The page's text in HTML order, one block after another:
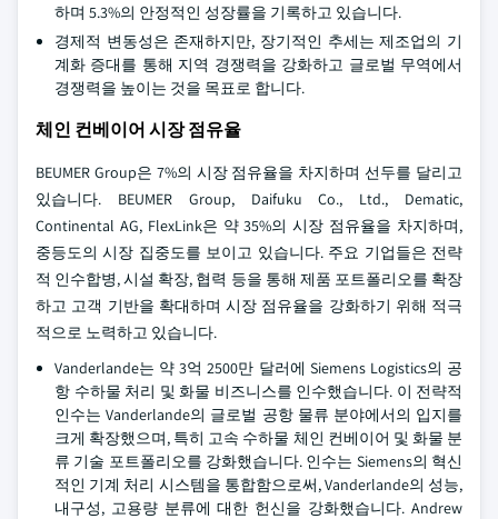
하며 5.3%의 안정적인 성장률을 기록하고 있습니다.
경제적 변동성은 존재하지만, 장기적인 추세는 제조업의 기
계화 증대를 통해 지역 경쟁력을 강화하고 글로벌 무역에서
경쟁력을 높이는 것을 목표로 합니다.
체인 컨베이어 시장 점유율
BEUMER Group은 7%의 시장 점유율을 차지하며 선두를 달리고
있습니다. BEUMER Group, Daifuku Co., Ltd., Dematic,
Continental AG, FlexLink은 약 35%의 시장 점유율을 차지하며,
중등도의 시장 집중도를 보이고 있습니다. 주요 기업들은 전략
적 인수합병, 시설 확장, 협력 등을 통해 제품 포트폴리오를 확장
하고 고객 기반을 확대하며 시장 점유율을 강화하기 위해 적극
적으로 노력하고 있습니다.
Vanderlande는 약 3억 2500만 달러에 Siemens Logistics의 공
항 수하물 처리 및 화물 비즈니스를 인수했습니다. 이 전략적
인수는 Vanderlande의 글로벌 공항 물류 분야에서의 입지를
크게 확장했으며, 특히 고속 수하물 체인 컨베이어 및 화물 분
류 기술 포트폴리오를 강화했습니다. 인수는 Siemens의 혁신
적인 기계 처리 시스템을 통합함으로써, Vanderlande의 성능,
내구성, 고용량 분류에 대한 헌신을 강화했습니다. Andrew